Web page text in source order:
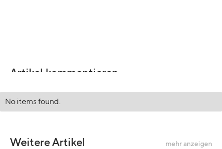
Artikel kommentieren
No items found.
Weitere Artikel mehr anzeigen